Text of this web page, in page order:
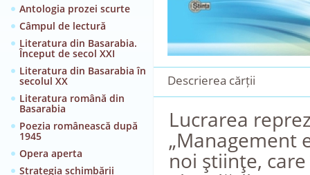
Antologia prozei scurte
Câmpul de lectură
Literatura din Basarabia.
Început de secol XXI
Literatura din Basarabia în
secolul XX
Literatura română din
Basarabia
Poezia românească după
1945
Opera aperta
Strategia schimbării
Descrierea cărții
Lucrarea
„Management
noi ştiinţe,